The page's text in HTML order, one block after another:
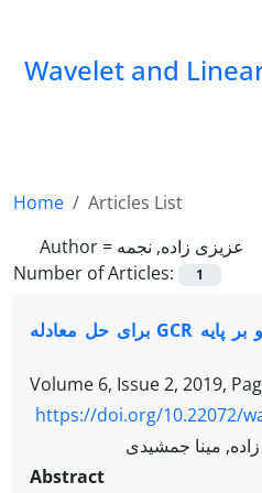
Wavelet and
Home
Articles List
Author = عزیزی زاده, نجمه
Number of Articles:
1
روش کریلف بلوکی تو در تو بر پایه GCR برای حل معادله
Volume 6, Issue 2, 2019,
https://doi.org/10.22072/
زاده, مینا جمشیدی
Abstract